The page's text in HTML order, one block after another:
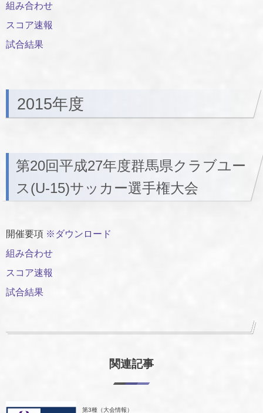
組み合わせ
スコア速報
試合結果
2015年度
第20回平成27年度群馬県クラブユー
ス(U-15)サッカー選手権大会
開催要項 ※ダウンロード
組み合わせ
スコア速報
試合結果
関連記事
第3種（大会情報）